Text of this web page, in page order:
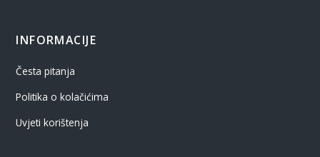
INFORMACIJE
Česta pitanja
Politika o kolačićima
Uvjeti korištenja